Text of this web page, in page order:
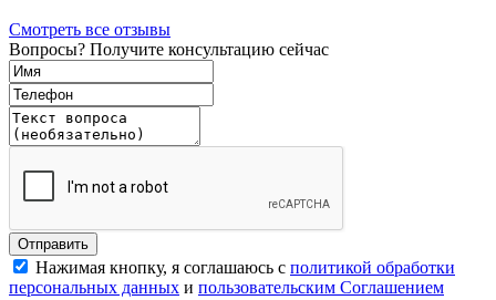
Смотреть все отзывы
Вопросы? Получите консультацию сейчас
Нажимая кнопку, я соглашаюсь с политикой обработки
персональных данных и пользовательским Соглашением